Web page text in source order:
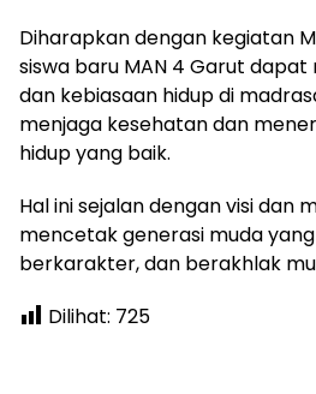
Diharapkan dengan kegiatan
siswa baru MAN 4 Garut
dan kebiasaan hidup di
menjaga kesehatan dan
hidup yang baik.
Hal ini sejalan dengan visi dan
mencetak generasi muda
berkarakter, dan berakhlak
Dilihat: 725